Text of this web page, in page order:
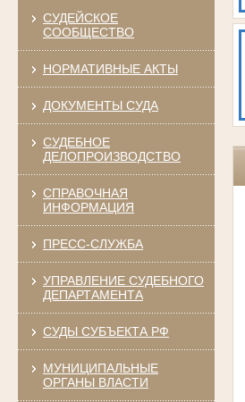
СУДЕЙСКОЕ
СООБЩЕСТВО
НОРМАТИВНЫЕ АКТЫ
ДОКУМЕНТЫ СУДА
СУДЕБНОЕ
ДЕЛОПРОИЗВОДСТВО
СПРАВОЧНАЯ
ИНФОРМАЦИЯ
ПРЕСС-СЛУЖБА
УПРАВЛЕНИЕ СУДЕБНОГО
ДЕПАРТАМЕНТА
СУДЫ СУБЪЕКТА РФ
МУНИЦИПАЛЬНЫЕ
ОРГАНЫ ВЛАСТИ